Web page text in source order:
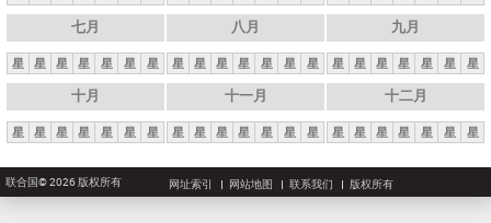
七月
星 星 星 星 星 星 星
八月
星 星 星 星 星 星 星
九月
星 星 星 星 星 星 星
十月
星 星 星 星 星 星 星
十一月
星 星 星 星 星 星 星
十二月
星 星 星 星 星 星 星
联合国© 2026 版权所有 网址索引 网站地图 联系我们 版权所有